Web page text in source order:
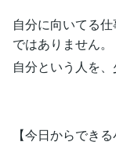
自分に向いてる
ではありません。
自分という人を
【今日からでき